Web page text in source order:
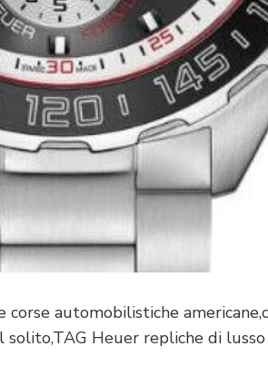
automobilistiche
solito,TAG Heuer repliche di